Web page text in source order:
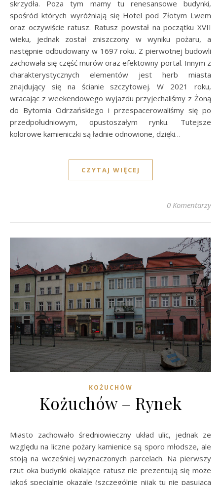
skrzydła. Poza tym mamy tu renesansowe budynki,
spośród których wyróżniają się Hotel pod Złotym Lwem
oraz oczywiście ratusz. Ratusz powstał na początku XVII
wieku, jednak został zniszczony w wyniku pożaru, a
następnie odbudowany w 1697 roku. Z pierwotnej budowli
zachowała się część murów oraz efektowny portal. Innym z
charakterystycznych elementów jest herb miasta
znajdujący się na ścianie szczytowej. W 2021 roku,
wracając z weekendowego wyjazdu przyjechaliśmy z Żoną
do Bytomia Odrzańskiego i przespacerowaliśmy się po
przedpołudniowym, opustoszałym rynku. Tutejsze
kolorowe kamieniczki są ładnie odnowione, dzięki…
CZYTAJ WIĘCEJ
0 Komentarzy
KOŻUCHÓW
Kożuchów – Rynek
Miasto zachowało średniowieczny układ ulic, jednak ze
względu na liczne pożary kamienice są sporo młodsze, ale
stoją na wcześniej wyznaczonych parcelach. Na pierwszy
rzut oka budynki okalające ratusz nie prezentują się może
jakoś specjalnie okazale (szczególnie nijak tu nie pasująca